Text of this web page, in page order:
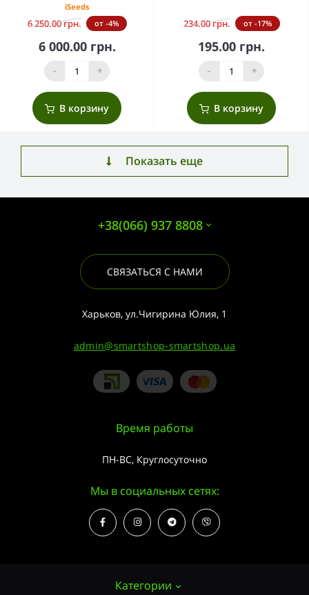
iSeeds
6 250.00 грн. от -4%
6 000.00 грн.
- +
В корзину
234.00 грн. от -17%
195.00 грн.
- +
В корзину
Показать еще
+38(066) 937 8808
СВЯЗАТЬСЯ С НАМИ
Харьков, ул.Чигирина Юлия, 1
admin@smartshop-smartshop.ua
Категории
Время работы
ПН-ВС, Круглосуточно
Мы в социальных сетях: